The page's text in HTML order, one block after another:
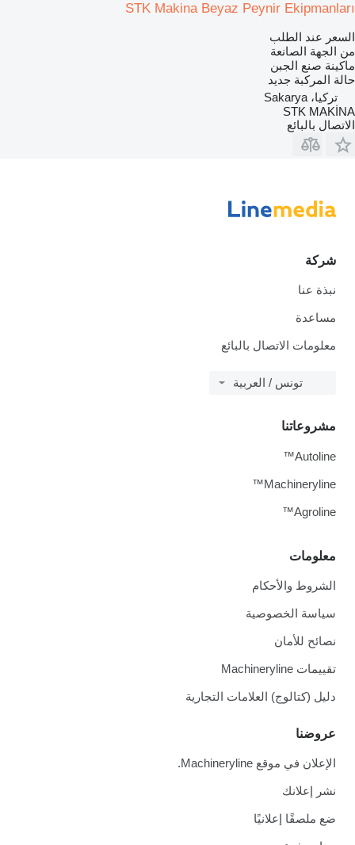
STK Makina Beyaz Peynir Ekipmanları
السعر عند الطلب
من الجهة الصانعة
ماكينة صنع الجبن
حالة المركبة جديد
تركيا، Sakarya
STK MAKİNA
الاتصال بالبائع
شركة
نبذة عنا
مساعدة
معلومات الاتصال بالبائع
تونس / العربية
معلومات
الشروط والأحكام
سياسة الخصوصية
نصائح للأمان
تقييمات Machineryline
دليل (كتالوج) العلامات التجارية
عروضنا
الإعلان في موقع Machineryline.
نشر إعلانك
ضع ملصقًا إعلانيًا
مشروعاتنا
Autoline™
Machineryline™
Agroline™